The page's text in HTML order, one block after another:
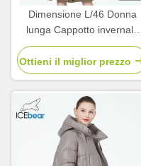
Dimensione L/46 Donna
lunga Cappotto invernale
Cappotto lungo donna 65cm
Lunghezza manica
Ottieni il miglior prezzo